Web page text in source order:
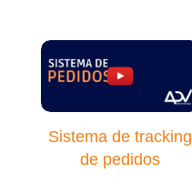
Sistema de tracking
de pedidos